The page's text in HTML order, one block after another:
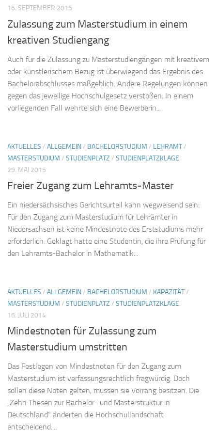
16. SEPTEMBER 2015
Zulassung zum Masterstudium in einem
kreativen Studiengang
Auch für die Zulassung zu Masterstudiengängen mit kreativem
oder künstlerischem Bezug ist überwiegend das Ergebnis des
Bachelorabschlusses maßgeblich. Andere Regelungen können
gegen das jeweilige Hochschulgesetz verstoßen. In einem
vorliegenden Fall wehrte sich eine Bewerberin...
AKTUELLES / ALLGEMEIN/ BACHELORSTUDIUM / LEHRAMT/
MASTERSTUDIUM / STUDIENPLATZ / STUDIENPLATZKLAGE
29. MAI 2015
Freier Zugang zum Lehramts-Master
Ein niedersächsisches Gerichtsurteil kann wegweisend sein:
Für den Zugang zum Masterstudium für Lehrämter in
Niedersachsen ist keine Mindestnote des Erststudiums mehr
erforderlich. Geklagt hatte eine Studentin, die ihre Prüfung für
den Lehramts-Bachelor in Mathematik...
AKTUELLES / ALLGEMEIN/ BACHELORSTUDIUM / KAPAZITÄT/
MASTERSTUDIUM / STUDIENPLATZ / STUDIENPLATZKLAGE
16. JULI 2014
Mindestnoten für Zulassung zum
Masterstudium umstritten
Das Festlegen von Mindestnoten für den Zugang zum
Masterstudium ist verfassungsrechtlich fragwürdig. Doch
sollen diese Noten gelten, müssen sie Vorrang besitzen. Die
„Zehn Thesen zur Bachelor- und Masterstruktur in
Deutschland“ änderten die Hochschullandschaft
entscheidend....